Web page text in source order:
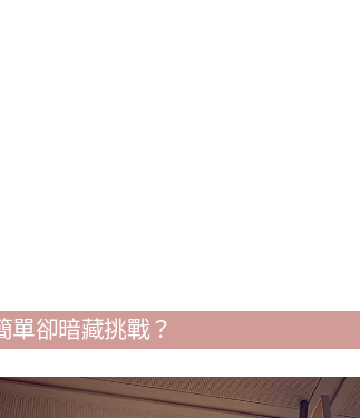
單卻暗藏挑戰？